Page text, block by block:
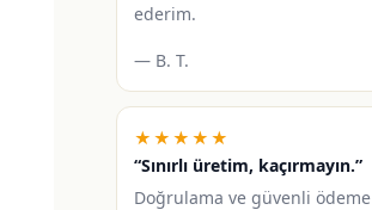
ederim.
— B. T.
★★★★★
“Sınırlı üretim, kaçırmayın.”
Doğrulama ve güvenli ödeme